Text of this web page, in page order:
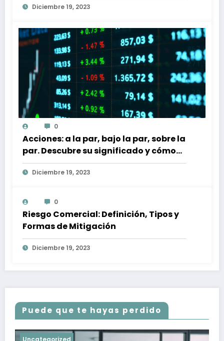
Diciembre 19, 2023
0
Acciones: a la par, bajo la par, sobre la
par. Descubre su significado y cómo
afectan a tu inversión
Diciembre 19, 2023
0
Riesgo Comercial: Definición, Tipos y
Formas de Mitigación
Diciembre 19, 2023
Puede que te hayas perdido
Uncategorized